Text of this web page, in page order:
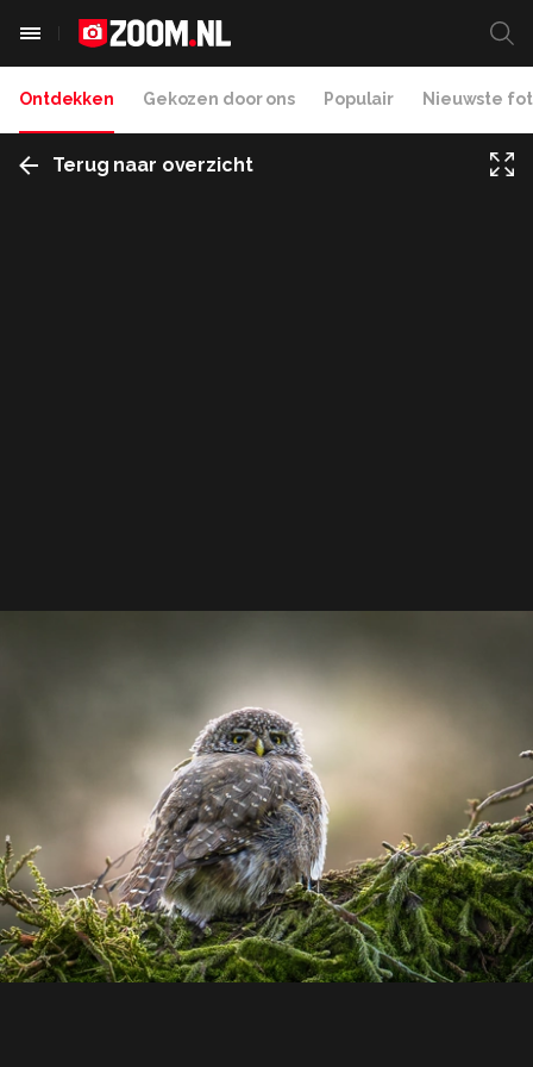
Ontdekken Gekozen door ons Populair Nieuwste
Terug naar overzicht